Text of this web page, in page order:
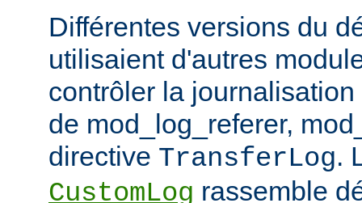
Différentes versions du
utilisaient d'autres
contrôler la
de mod_log_referer,
directive TransferLog.
CustomLog rassemble